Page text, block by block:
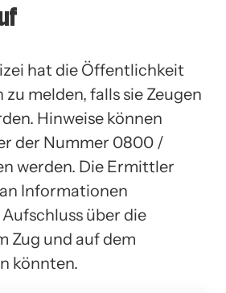
hat die Öffentlichkeit
melden, falls sie Zeugen
Hinweise können
der Nummer 0800 /
werden. Die Ermittler
Informationen
über die
Zug und auf dem
könnten.